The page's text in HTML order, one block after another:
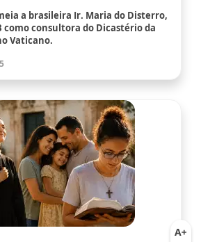
a brasileira Ir. Maria do Disterro,
como consultora do Dicastério da
Vaticano.